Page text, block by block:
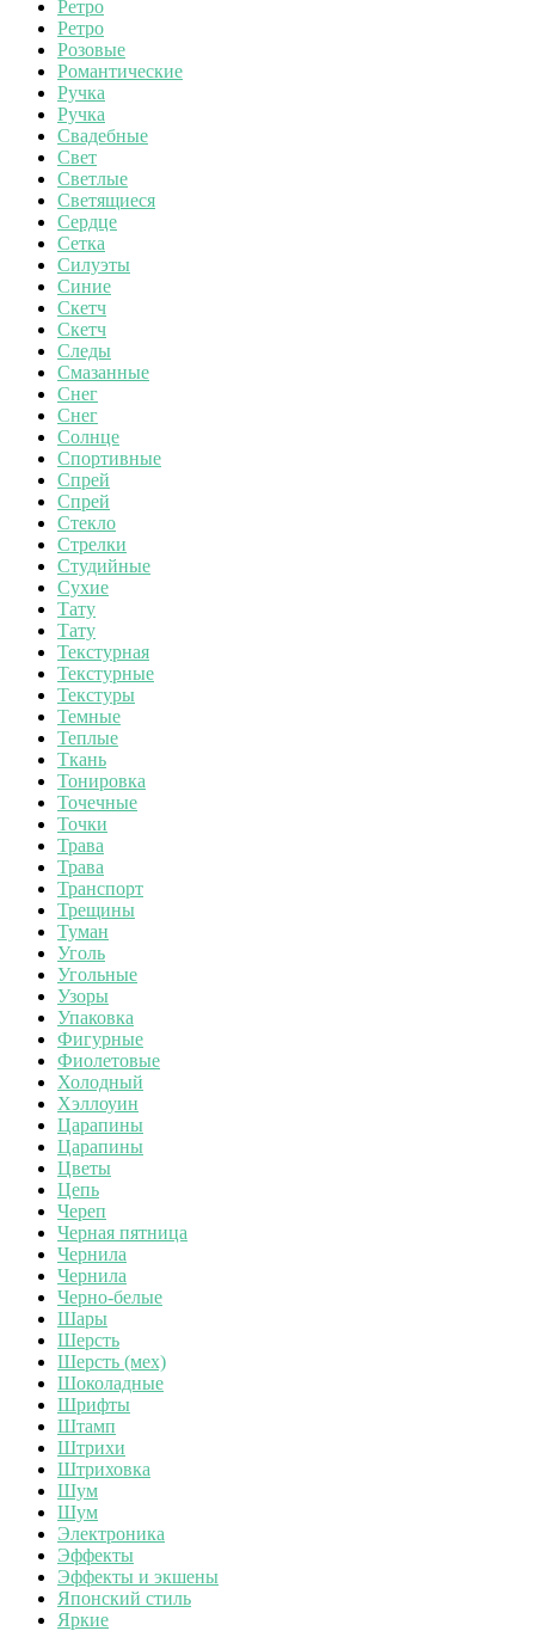
Ретро
Ретро
Розовые
Романтические
Ручка
Ручка
Свадебные
Свет
Светлые
Светящиеся
Сердце
Сетка
Силуэты
Синие
Скетч
Скетч
Следы
Смазанные
Снег
Снег
Солнце
Спортивные
Спрей
Спрей
Стекло
Стрелки
Студийные
Сухие
Тату
Тату
Текстурная
Текстурные
Текстуры
Темные
Теплые
Ткань
Тонировка
Точечные
Точки
Трава
Трава
Транспорт
Трещины
Туман
Уголь
Угольные
Узоры
Упаковка
Фигурные
Фиолетовые
Холодный
Хэллоуин
Царапины
Царапины
Цветы
Цепь
Череп
Черная пятница
Чернила
Чернила
Черно-белые
Шары
Шерсть
Шерсть (мех)
Шоколадные
Шрифты
Штамп
Штрихи
Штриховка
Шум
Шум
Электроника
Эффекты
Эффекты и экшены
Японский стиль
Яркие